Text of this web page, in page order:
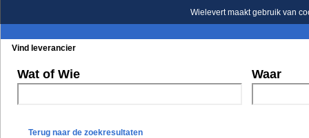
Wielevert maakt gebruik van
Vind leverancier
Wat of Wie Waar
Terug naar de zoekresultaten